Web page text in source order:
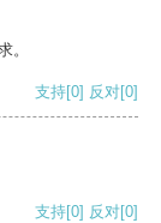
。
支持[0] 反对[0]
支持[0] 反对[0]